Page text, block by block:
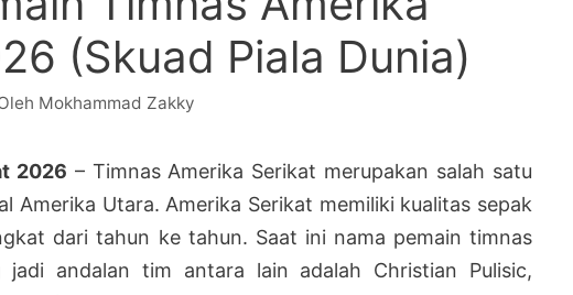
(Skuad Piala Dunia)
Mokhammad Zakky
2026 – Timnas Amerika Serikat merupakan salah satu
Amerika Utara. Amerika Serikat memiliki kualitas sepak
dari tahun ke tahun. Saat ini nama pemain timnas
jadi andalan tim antara lain adalah Christian Pulisic,